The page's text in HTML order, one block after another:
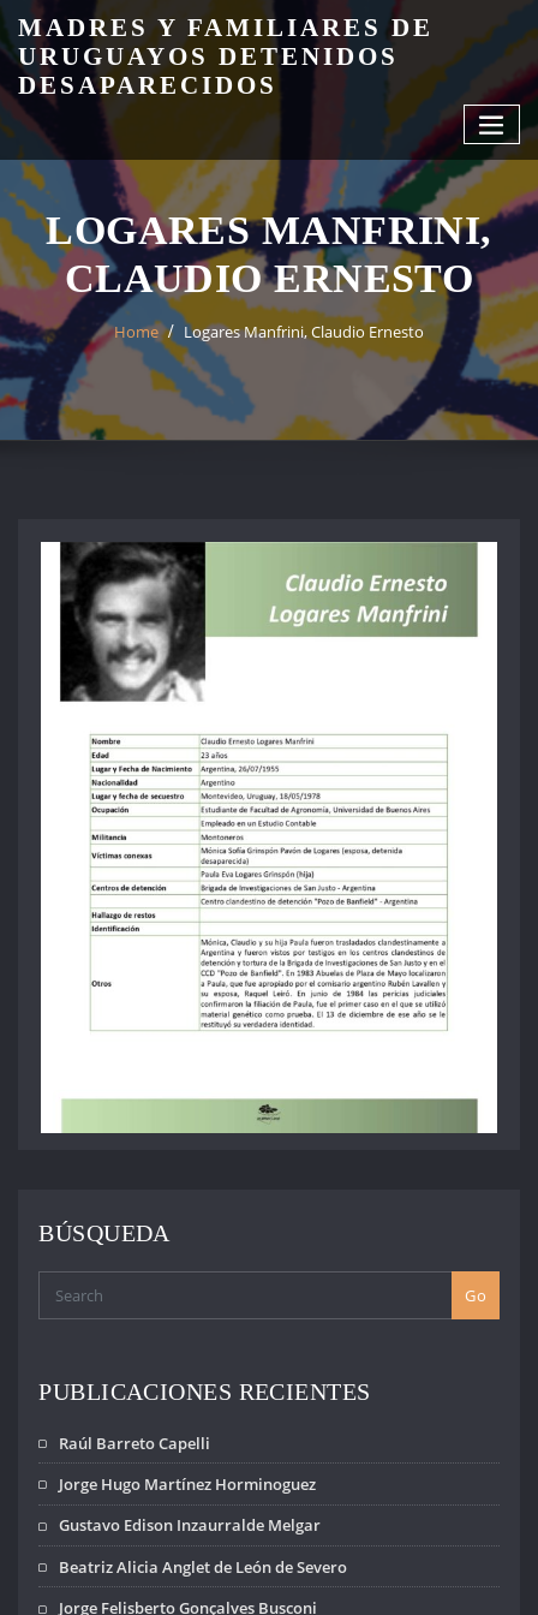
Skip
to
content
MADRES Y FAMILIARES DE
URUGUAYOS DETENIDOS
DESAPARECIDOS
LOGARES MANFRINI,
CLAUDIO ERNESTO
Home Logares Manfrini, Claudio Ernesto
BÚSQUEDA
Go
PUBLICACIONES RECIENTES
Raúl Barreto Capelli
Jorge Hugo Martínez Horminoguez
Gustavo Edison Inzaurralde Melgar
Beatriz Alicia Anglet de León de Severo
Jorge Felisberto Gonçalves Busconi